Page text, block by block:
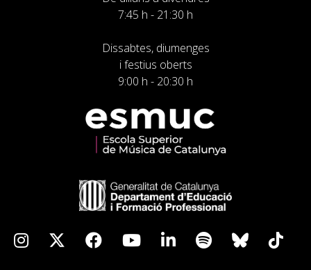
7:45 h - 21:30 h
Dissabtes, diumenges
i festius oberts
9:00 h - 20:30 h